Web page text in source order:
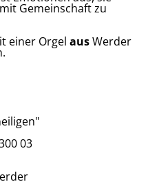
Gemeinschaft zu
einer Orgel ausWerder
03